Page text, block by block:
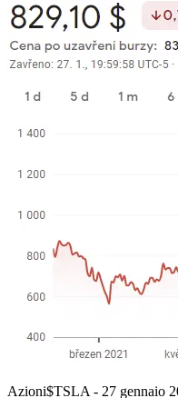
Azioni$TSLA - 27 gennaio